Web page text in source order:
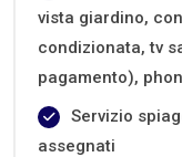
vista giardino,
condizionata, tv
pagamento), phon
Servizio
assegnati